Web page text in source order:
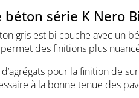
béton série K Nero
gris est bi couche avec un
des finitions plus
d’agrégats pour la finition de
à la bonne tenue des